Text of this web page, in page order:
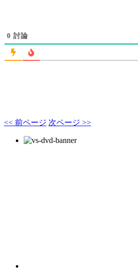
0 討論
<< 前ページ 次ページ >>